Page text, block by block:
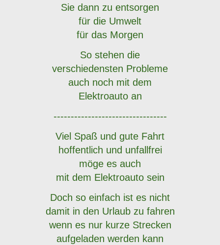
Sie dann zu entsorgen
für die Umwelt
für das Morgen
So stehen die
verschiedensten Probleme
auch noch mit dem
Elektroauto an
---------------------------------
Viel Spaß und gute Fahrt
hoffentlich und unfallfrei
möge es auch
mit dem Elektroauto sein
Doch so einfach ist es nicht
damit in den Urlaub zu fahren
wenn es nur kurze Strecken
aufgeladen werden kann